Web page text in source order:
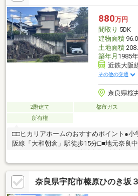
880万円
間取り 5DK
建物面積
土地面積
築年月 1985
近鉄大阪
その他の交通
奈良県桜
2階建て 都市ガス
所有権
□□ヒカリアホームのおすすめポイント●小
阪線「大和朝倉」駅徒歩15分□■地元奈良
り添うキラマチ不動産です！□■ご案内大
等いつでもご連絡ください！ 詳細資料
ご依頼はお気軽に「お電話」または「資
問い合わせください！□■住み替えローン
奈良県宇陀市榛原ひのき坂